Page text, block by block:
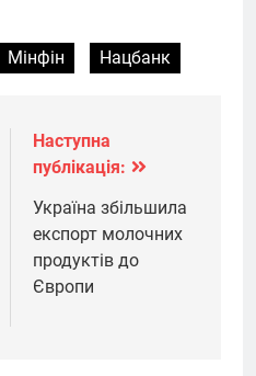
Мінфін Нацбанк
Наступна
публікація:
Україна збільшила
експорт молочних
продуктів до
Європи